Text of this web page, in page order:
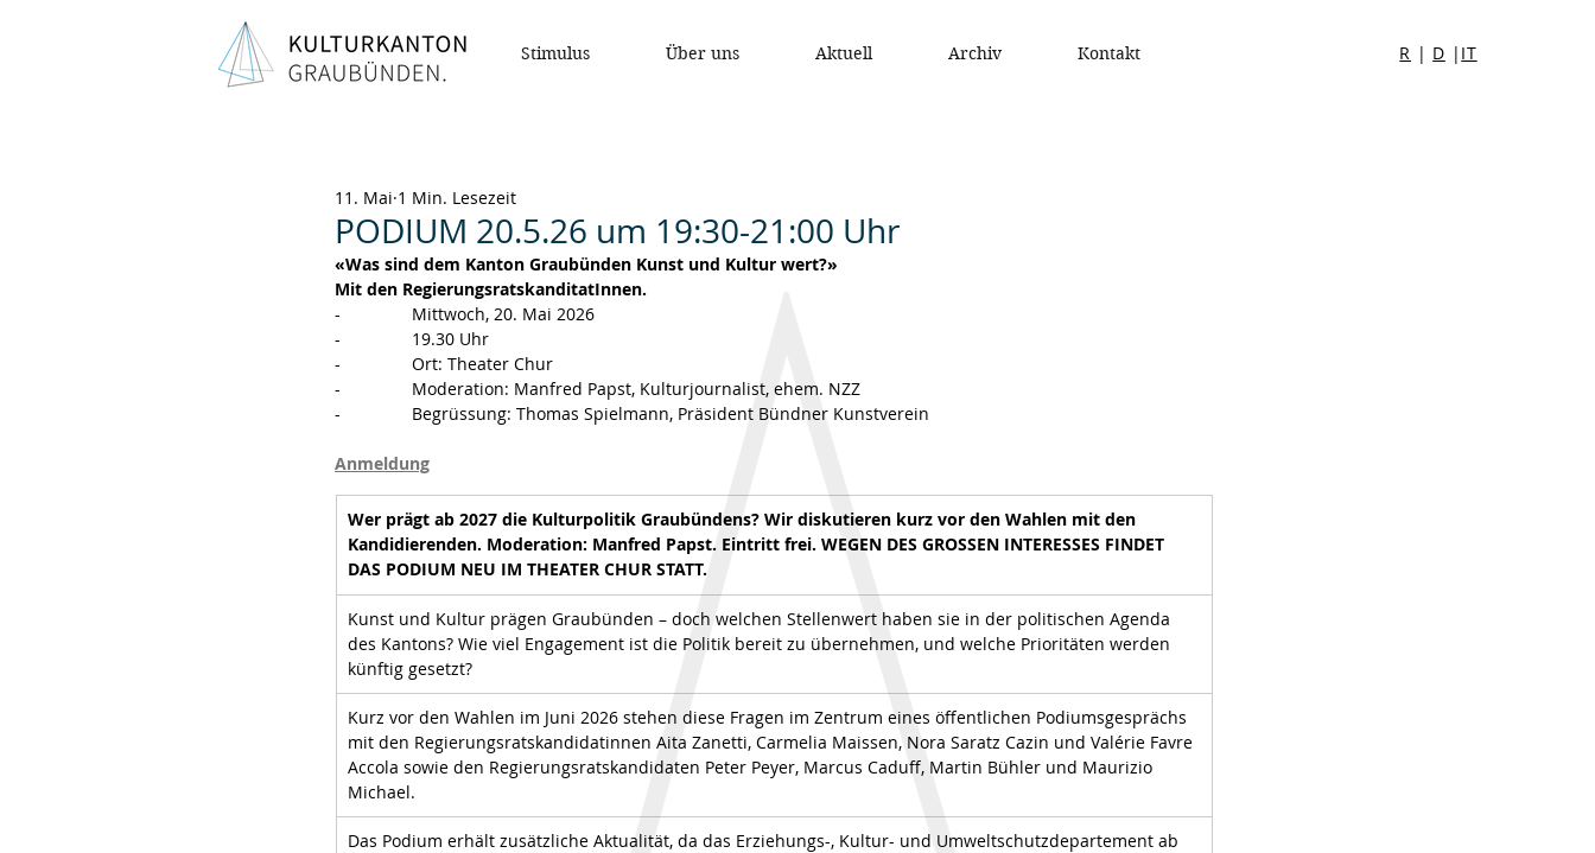
Stimulus Über uns Aktuell Archiv Kontakt R | D | IT
PODIUM 20.5.26 um 19:30-21:00 Uhr
11. Mai 1 Min. Lesezeit
«Was sind dem Kanton Graubünden Kunst und Kultur wert?»
Mit den RegierungsratskanditatInnen.
-               Mittwoch, 20. Mai 2026
-               19.30 Uhr
-               Ort: Theater Chur
-               Moderation: Manfred Papst, Kulturjournalist, ehem. NZZ
-               Begrüssung: Thomas Spielmann, Präsident Bündner Kunstverein
Anmeldung
Wer prägt ab 2027 die Kulturpolitik Graubündens? Wir diskutieren kurz vor den Wahlen mit den
Kandidierenden. Moderation: Manfred Papst. Eintritt frei. WEGEN DES GROSSEN INTERESSES FINDET
DAS PODIUM NEU IM THEATER CHUR STATT.
Kunst und Kultur prägen Graubünden – doch welchen Stellenwert haben sie in der politischen Agenda
des Kantons? Wie viel Engagement ist die Politik bereit zu übernehmen, und welche Prioritäten werden
künftig gesetzt?
Kurz vor den Wahlen im Juni 2026 stehen diese Fragen im Zentrum eines öffentlichen Podiumsgesprächs
mit den Regierungsratskandidatinnen Aita Zanetti, Carmelia Maissen, Nora Saratz Cazin und Valérie Favre
Accola sowie den Regierungsratskandidaten Peter Peyer, Marcus Caduff, Martin Bühler und Maurizio
Michael.
Das Podium erhält zusätzliche Aktualität, da das Erziehungs-, Kultur- und Umweltschutzdepartement ab